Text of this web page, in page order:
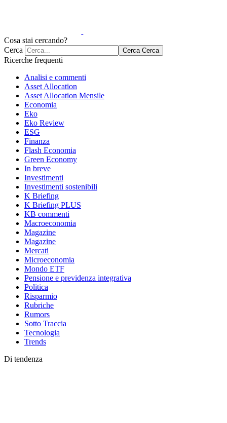
Cosa stai cercando?
Cerca
Cerca Cerca
Ricerche frequenti
Analisi e commenti
Asset Allocation
Asset Allocation Mensile
Economia
Eko
Eko Review
ESG
Finanza
Flash Economia
Green Economy
In breve
Investimenti
Investimenti sostenibili
K Briefing
K Briefing PLUS
KB commenti
Macroeconomia
Magazine
Magazine
Mercati
Microeconomia
Mondo ETF
Pensione e previdenza integrativa
Politica
Risparmio
Rubriche
Rumors
Sotto Traccia
Tecnologia
Trends
Di tendenza